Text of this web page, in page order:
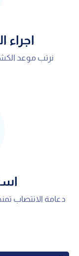
اجراء
نرتب موعد
دعامة الانتصاب